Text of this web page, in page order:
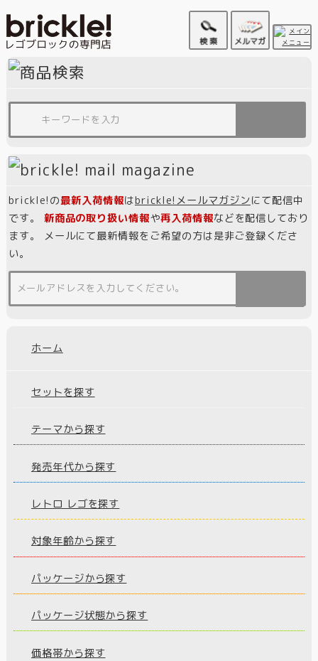
brickle!の最新入荷情報はbrickle!メールマガジンにて配信中
です。 新商品の取り扱い情報や再入荷情報などを配信しており
ます。 メールにて最新情報をご希望の方は是非ご登録くださ
い。
ホーム
セットを探す
テーマから探す
発売年代から探す
レトロ レゴを探す
対象年齢から探す
パッケージから探す
パッケージ状態から探す
価格帯から探す